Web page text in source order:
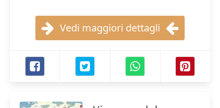
Vedi maggiori dettagli